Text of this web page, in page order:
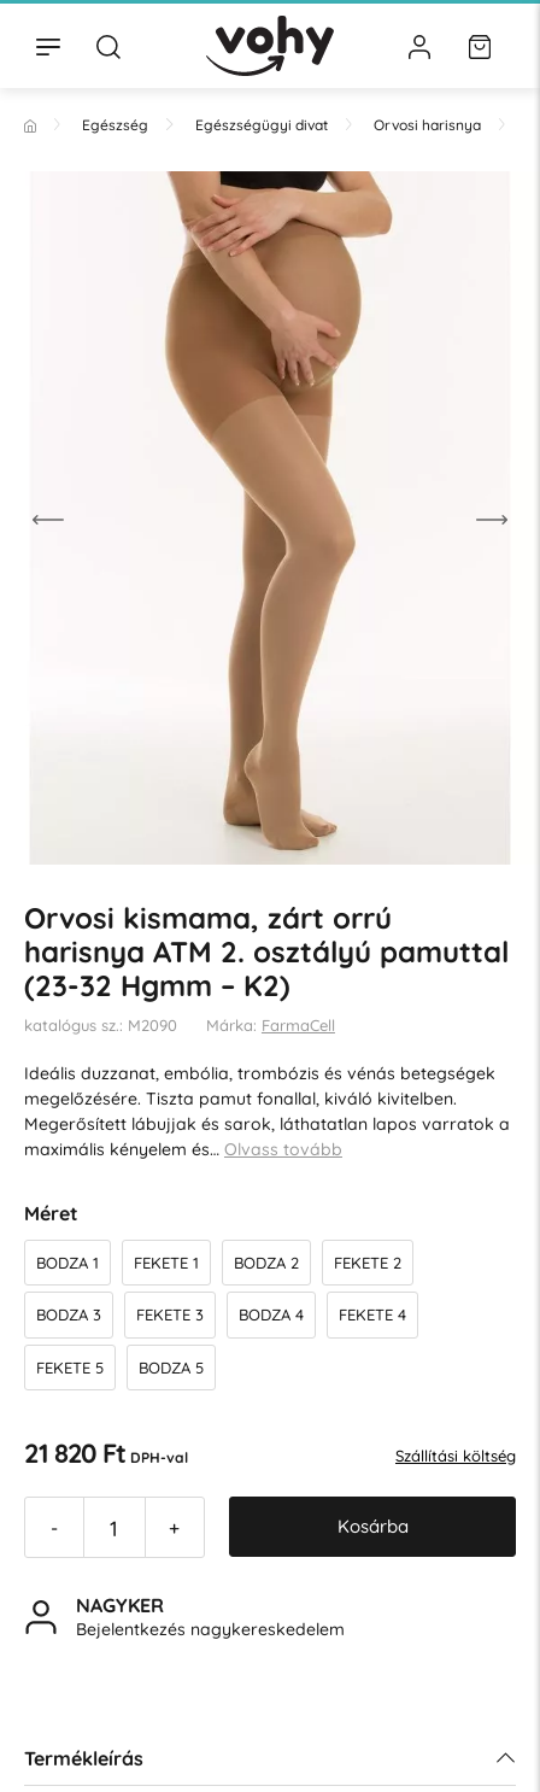
Egészség Egészségügyi divat Orvosi harisnya
Orvosi kismama, zárt orrú
harisnya ATM 2. osztályú pamuttal
(23-32 Hgmm – K2)
katalógus sz.: M2090 Márka: FarmaCell
Ideális duzzanat, embólia, trombózis és vénás betegségek
megelőzésére. Tiszta pamut fonallal, kiváló kivitelben.
Megerősített lábujjak és sarok, láthatatlan lapos varratok a
maximális kényelem és… Olvass tovább
Méret
BODZA 1 FEKETE 1 BODZA 2 FEKETE 2
BODZA 3 FEKETE 3 BODZA 4 FEKETE 4
FEKETE 5 BODZA 5
21 820 Ft DPH-val Szállítási költség
- + Kosárba
NAGYKER
Bejelentkezés nagykereskedelem
Termékleírás